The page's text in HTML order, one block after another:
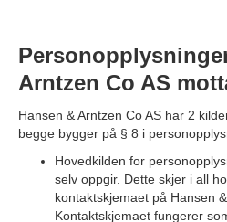
Arntzen Co AS
Hansen & Arntzen Co AS har 2
begge bygger på § 8 i
Hovedkilden for
selv oppgir. Dette skjer i all
kontaktskjemaet på Hansen
Kontaktskjemaet fungerer